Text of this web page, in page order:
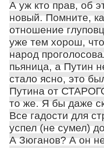
А уж кто прав, об
новый. Помните,
отношение
уже тем хорош,
народ
пьяница, а Путин
стало ясно, это
Путина от
то же. Я бы даже
Все гадости для
успел (не сумел)
А Зюганов? А он